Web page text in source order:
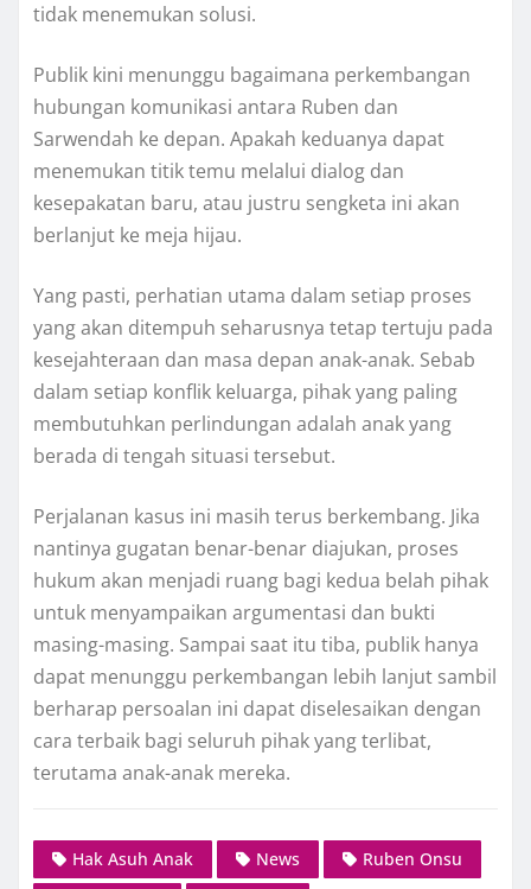
tidak menemukan solusi.
Publik kini menunggu bagaimana perkembangan
hubungan komunikasi antara Ruben dan
Sarwendah ke depan. Apakah keduanya dapat
menemukan titik temu melalui dialog dan
kesepakatan baru, atau justru sengketa ini akan
berlanjut ke meja hijau.
Yang pasti, perhatian utama dalam setiap proses
yang akan ditempuh seharusnya tetap tertuju pada
kesejahteraan dan masa depan anak-anak. Sebab
dalam setiap konflik keluarga, pihak yang paling
membutuhkan perlindungan adalah anak yang
berada di tengah situasi tersebut.
Perjalanan kasus ini masih terus berkembang. Jika
nantinya gugatan benar-benar diajukan, proses
hukum akan menjadi ruang bagi kedua belah pihak
untuk menyampaikan argumentasi dan bukti
masing-masing. Sampai saat itu tiba, publik hanya
dapat menunggu perkembangan lebih lanjut sambil
berharap persoalan ini dapat diselesaikan dengan
cara terbaik bagi seluruh pihak yang terlibat,
terutama anak-anak mereka.
Hak Asuh Anak News
Ruben Onsu